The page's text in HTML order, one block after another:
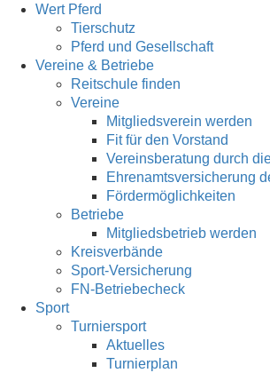
Wert Pferd
Tierschutz
Pferd und Gesellschaft
Vereine & Betriebe
Reitschule finden
Vereine
Mitgliedsverein werden
Fit für den Vorstand
Vereinsberatung durch
Ehrenamtsversicherung
Fördermöglichkeiten
Betriebe
Mitgliedsbetrieb werden
Kreisverbände
Sport-Versicherung
FN-Betriebecheck
Sport
Turniersport
Aktuelles
Turnierplan